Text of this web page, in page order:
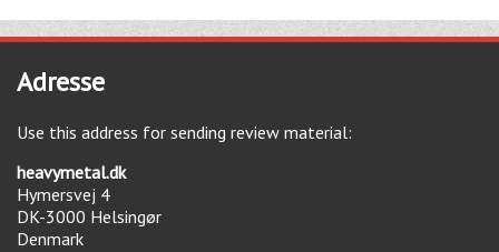
Adresse
Use this address for sending review material:
heavymetal.dk
Hymersvej 4
DK-3000 Helsingør
Denmark